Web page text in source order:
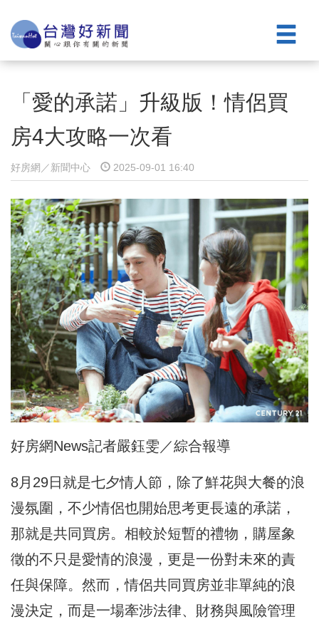
「愛的承諾」升級版！情侶買
房4大攻略一次看
好房網／新聞中心 2025-09-01 16:40
好房網News記者嚴鈺雯／綜合報導
8月29日就是七夕情人節，除了鮮花與大餐的浪
漫氛圍，不少情侶也開始思考更長遠的承諾，
那就是共同買房。相較於短暫的禮物，購屋象
徵的不只是愛情的浪漫，更是一份對未來的責
任與保障。然而，情侶共同買房並非單純的浪
漫決定，而是一場牽涉法律、財務與風險管理